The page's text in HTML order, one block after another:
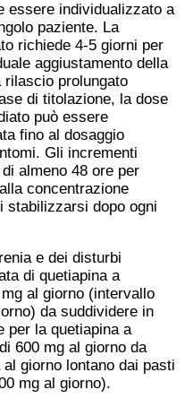
essere individualizzato a
paziente. La
richiede 4-5 giorni per
aggiustamento della
rilascio prolungato
di titolazione, la dose
può essere
fino al dosaggio
Gli incrementi
almeno 48 ore per
concentrazione
stabilizzarsi dopo ogni
e dei disturbi
di quetiapina a
al giorno (intervallo
da suddividere in
per la quetiapina a
600 mg al giorno da
giorno lontano dai pasti
mg al giorno).